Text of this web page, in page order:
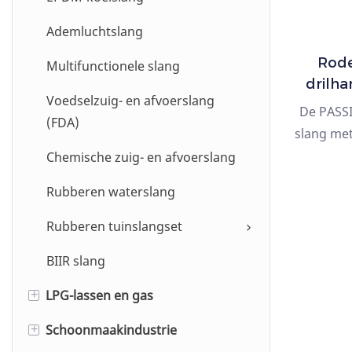
Ademluchtslang
Multifunctionele slang
Voedselzuig- en afvoerslang
(FDA)
Chemische zuig- en afvoerslang
Rubberen waterslang
Rubberen tuinslangset
BIIR slang
+
LPG-lassen en gas
Zuurstof-/acetyleenslang
+
Schoonmaakindustrie
De
slang